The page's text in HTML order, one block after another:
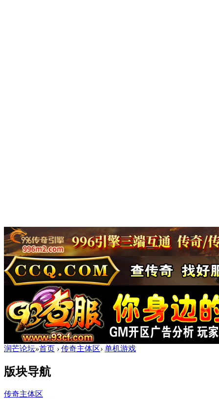
润芒论坛»首页 › 传奇主体区› 单机游戏
版块导航
传奇主体区